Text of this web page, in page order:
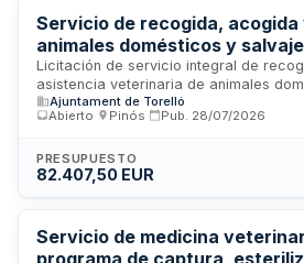
Servicio de recogida,
animales domésticos y
abandonados, perdidos o
- Ajuntament de Torelló
Licitación de servicio integral de
asistencia veterinaria de animales
y fauna urbana abandonados,
decomisados encontrados en
de cuerpos de seguridad y
municipal. El Ajuntament de Torelló
atención sanitaria básica y derivación
recursos especializados, así como
intervenciones relacionadas con
Ajuntament de Torelló
Abierto
Pinós Pub. 28/07/2026
PRESUPUESTO
82.407,50 EUR
Servicio de medicina